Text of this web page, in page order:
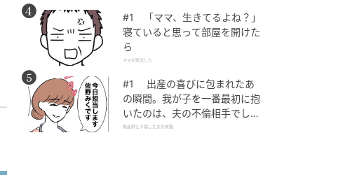
#1 「ママ、生きてるよね？」
寝ていると思って部屋を開けた
ら
ママが家出した
#1 出産の喜びに包まれたあ
の瞬間。我が子を一番最初に抱
いたのは、夫の不倫相手でし
た。
助産師と不倫した夫の末路